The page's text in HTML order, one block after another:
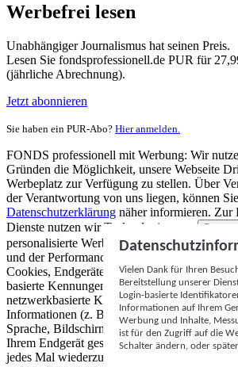
Werbefrei lesen
Unabhängiger Journalismus hat seinen Preis.
Lesen Sie fondsprofessionell.de PUR für
(jährliche Abrechnung).
Jetzt abonnieren
Sie haben ein PUR-Abo? Hier anmelden.
FONDS professionell mit Werbung: Wir
Gründen die Möglichkeit, unsere Webseite
Werbeplatz zur Verfügung zu stellen. Über
der Verantwortung von uns liegen, können
Datenschutzerklärung näher informieren. Zur
Dienste nutzen wir Technologien von
personalisierte Werbung und Inhalte,
und der Performance von Inhalten sowie
Cookies, Endgeräte- oder ähnliche Online-
basierte Kennungen, zufällig generierte
netzwerkbasierte Kennungen) können
Informationen (z. B. Browsertyp und
Sprache, Bildschirmgröße, unterstützte
Ihrem Endgerät gespeichert oder von dort
jedes Mal wiederzuerkennen, wenn es eine
Vielen Dank für Ihren
Bereitstellung unserer
Login-basierte
Informationen auf Ihrem
Werbung und Inhalte,
ist für den Zugriff auf die
Schalter ändern, oder